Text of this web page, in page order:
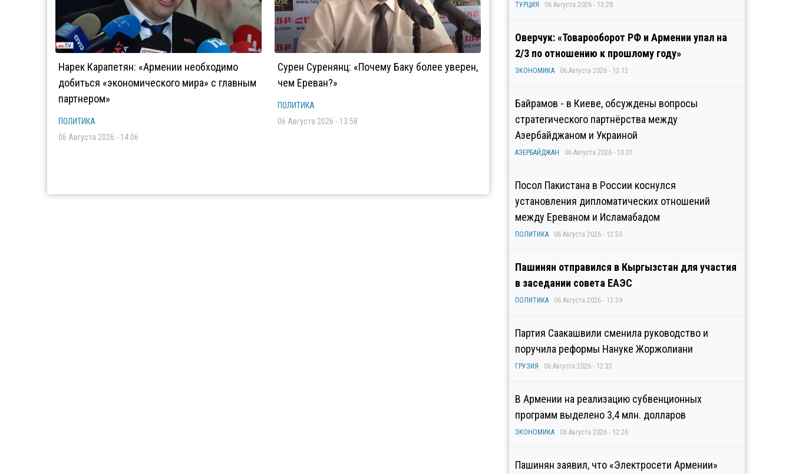
Нарек Карапетян: «Армении необходимо
добиться «экономического мира» с главным
партнером»
ПОЛИТИКА
06 Августа 2026 - 14:06
Сурен Суренянц: «Почему Баку более уверен,
чем Ереван?»
ПОЛИТИКА
06 Августа 2026 - 13:58
ТУРЦИЯ 06 Августа 2026 - 13:28
Оверчук: «Товарооборот РФ и Армении упал на
2/3 по отношению к прошлому году»
ЭКОНОМИКА 06 Августа 2026 - 13:12
Байрамов - в Киеве, обсуждены вопросы
стратегического партнёрства между
Азербайджаном и Украиной
АЗЕРБАЙДЖАН 06 Августа 2026 - 13:01
Посол Пакистана в России коснулся
установления дипломатических отношений
между Ереваном и Исламабадом
ПОЛИТИКА 06 Августа 2026 - 12:50
Пашинян отправился в Кыргызстан для участия
в заседании совета ЕАЭС
ПОЛИТИКА 06 Августа 2026 - 12:39
Партия Саакашвили сменила руководство и
поручила реформы Нануке Жоржолиани
ГРУЗИЯ 06 Августа 2026 - 12:35
В Армении на реализацию субвенционных
программ выделено 3,4 млн. долларов
ЭКОНОМИКА 06 Августа 2026 - 12:26
Пашинян заявил, что «Электросети Армении»